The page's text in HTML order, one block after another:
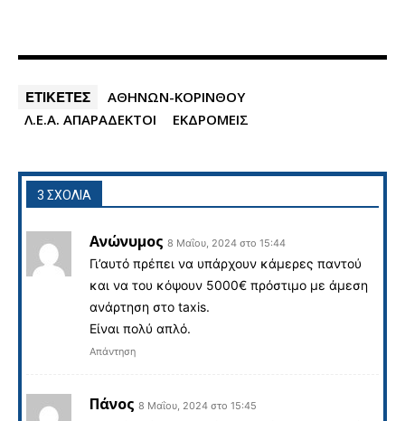
ΕΤΙΚΕΤΕΣ
ΑΘΗΝΩΝ-ΚΟΡΙΝΘΟΥ
Λ.Ε.Α. ΑΠΑΡΑΔΕΚΤΟΙ
ΕΚΔΡΟΜΕΙΣ
3 ΣΧΟΛΙΑ
Ανώνυμος 8 Μαΐου, 2024 στο 15:44
Γι’αυτό πρέπει να υπάρχουν κάμερες παντού
και να του κόψουν 5000€ πρόστιμο με άμεση
ανάρτηση στο taxis.
Είναι πολύ απλό.
Απάντηση
Πάνος 8 Μαΐου, 2024 στο 15:45